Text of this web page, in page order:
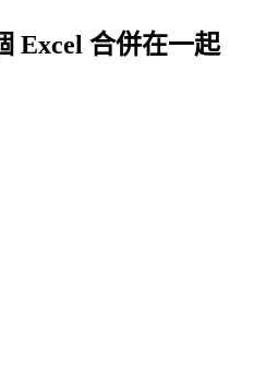
Excel 合併在一起